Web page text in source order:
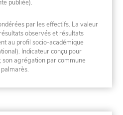
publiée).
par les effectifs. La valeur
observés et résultats
au profil socio-académique
Indicateur conçu pour
agrégation par commune